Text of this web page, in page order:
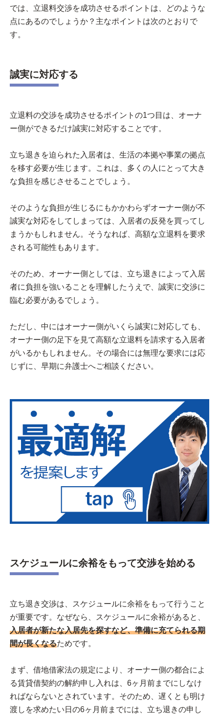
では、立退料交渉を成功させるポイントは、どのような
点にあるのでしょうか？主なポイントは次のとおりで
す。
誠実に対応する
立退料の交渉を成功させるポイントの1つ目は、オーナ
ー側ができるだけ誠実に対応することです。
立ち退きを迫られた入居者は、生活の本拠や事業の拠点
を移す必要が生じます。これは、多くの人にとって大き
な負担を感じさせることでしょう。
そのような負担が生じるにもかかわらずオーナー側が不
誠実な対応をしてしまっては、入居者の反発を買ってし
まうかもしれません。そうなれば、高額な立退料を要求
される可能性もあります。
そのため、オーナー側としては、立ち退きによって入居
者に負担を強いることを理解したうえで、誠実に交渉に
臨む必要があるでしょう。
ただし、中にはオーナー側がいくら誠実に対応しても、
オーナー側の足下を見て高額な立退料を請求する入居者
がいるかもしれません。その場合には無理な要求には応
じずに、早期に弁護士へご相談ください。
スケジュールに余裕をもって交渉を始める
立ち退き交渉は、スケジュールに余裕をもって行うこと
が重要です。なぜなら、スケジュールに余裕があると、
入居者が新たな入居先を探すなど、準備に充てられる期
間が長くなるためです。
まず、借地借家法の規定により、オーナー側の都合によ
る賃貸借契約の解約申し入れは、6ヶ月前までにしなけ
ればならないとされています。そのため、遅くとも明け
渡しを求めたい日の6ヶ月前までには、立ち退きの申し